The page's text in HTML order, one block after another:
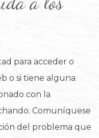
para acceder o
o si tiene alguna
con la
Comuníquese
del problema que